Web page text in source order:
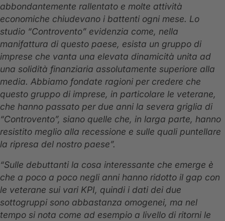
abbondantemente rallentato e molte attività
economiche chiudevano i battenti ogni mese. Lo
studio “Controvento” evidenzia come, nella
manifattura di questo paese, esista un gruppo di
imprese che vanta una elevata dinamicità unita ad
una solidità finanziaria assolutamente superiore alla
media. Abbiamo fondate ragioni per credere che
questo gruppo di imprese, in particolare le veterane,
che hanno passato per due anni la severa griglia di
“Controvento”, siano quelle che, in larga parte, hanno
resistito meglio alla recessione e sulle quali puntellare
la ripresa del nostro paese”.
“Sulle debuttanti la cosa interessante che emerge è
che a poco a poco negli anni hanno ridotto il gap con
le veterane sui vari KPI, quindi i dati dei due
sottogruppi sono abbastanza omogenei, ma nel
tempo si nota come ad esempio a livello di ritorni le